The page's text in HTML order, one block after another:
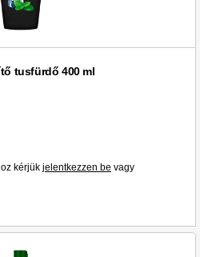
tusfürdő 400 ml
kérjük jelentkezzen be vagy